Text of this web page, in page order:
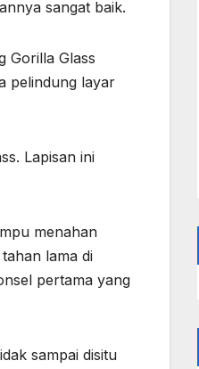
sangat baik.
Gorilla Glass
pelindung layar
Lapisan ini
menahan
lama di
pertama yang
sampai disitu